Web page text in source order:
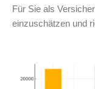
Für Sie als
einzuschätzen und